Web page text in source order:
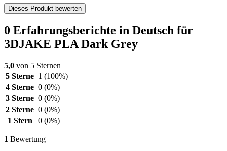
Dieses Produkt bewerten
0 Erfahrungsberichte in Deutsch für
3DJAKE PLA Dark Grey
5,0 von 5 Sternen
5 Sterne 1 (100%)
4 Sterne 0 (0%)
3 Sterne 0 (0%)
2 Sterne 0 (0%)
1 Stern
0 (0%)
1 Bewertung